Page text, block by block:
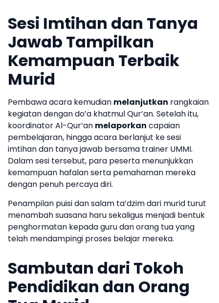
Sesi Imtihan dan Tanya
Jawab Tampilkan
Kemampuan Terbaik
Murid
Pembawa acara kemudian melanjutkan rangkaian
kegiatan dengan do’a khatmul Qur’an. Setelah itu,
koordinator Al-Qur’an melaporkan capaian
pembelajaran, hingga acara berlanjut ke sesi
imtihan dan tanya jawab bersama trainer UMMI.
Dalam sesi tersebut, para peserta menunjukkan
kemampuan hafalan serta pemahaman mereka
dengan penuh percaya diri.
Penampilan puisi dan salam ta’dzim dari murid turut
menambah suasana haru sekaligus menjadi bentuk
penghormatan kepada guru dan orang tua yang
telah mendampingi proses belajar mereka.
Sambutan dari Tokoh
Pendidikan dan Orang